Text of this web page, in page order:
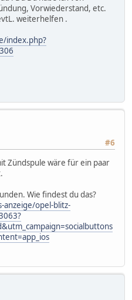
Vorwiederstand, etc.
weiterhelfen .
index.php?
#6
Zündspule wäre für ein paar
Wie findest du das?
anzeige/opel-blitz-